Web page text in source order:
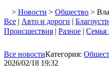
> Новости > Общество >
Все | Авто и дороги |
Происшествия | Разное | Семья
Все новостиКатегория:
2026/02/18 19:32